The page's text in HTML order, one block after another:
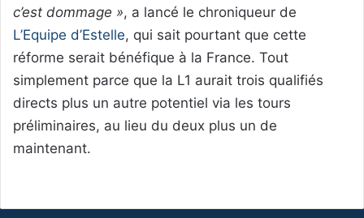
c’est dommage », a lancé le chroniqueur de
L’Equipe d’Estelle, qui sait pourtant que cette
réforme serait bénéfique à la France. Tout
simplement parce que la L1 aurait trois qualifiés
directs plus un autre potentiel via les tours
préliminaires, au lieu du deux plus un de
maintenant.